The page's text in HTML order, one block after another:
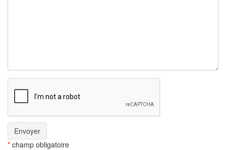
* champ obligatoire